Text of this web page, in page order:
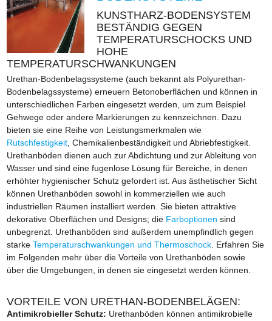
KUNSTHARZ-BODENSYSTEM
BESTÄNDIG GEGEN
TEMPERATURSCHOCKS UND
HOHE
TEMPERATURSCHWANKUNGEN
Urethan-Bodenbelagssysteme (auch bekannt als Polyurethan-
Bodenbelagssysteme) erneuern Betonoberflächen und können in
unterschiedlichen Farben eingesetzt werden, um zum Beispiel
Gehwege oder andere Markierungen zu kennzeichnen. Dazu
bieten sie eine Reihe von Leistungsmerkmalen wie
Rutschfestigkeit, Chemikalienbeständigkeit und Abriebfestigkeit.
Urethanböden dienen auch zur Abdichtung und zur Ableitung von
Wasser und sind eine fugenlose Lösung für Bereiche, in denen
erhöhter hygienischer Schutz gefordert ist. Aus ästhetischer Sicht
können Urethanböden sowohl in kommerziellen wie auch
industriellen Räumen installiert werden. Sie bieten attraktive
dekorative Oberflächen und Designs; die Farboptionen sind
unbegrenzt. Urethanböden sind außerdem unempfindlich gegen
starkeTemperaturschwankungen und Thermoschock. Erfahren Sie
im Folgenden mehr über die Vorteile von Urethanböden sowie
über die Umgebungen, in denen sie eingesetzt werden können.
VORTEILE VON URETHAN-BODENBELÄGEN:
Antimikrobieller Schutz: Urethanböden können antimikrobielle